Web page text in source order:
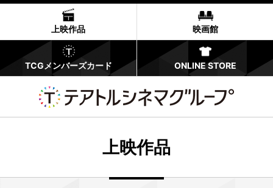
上映作品 映画館
TCGメンバーズカード ONLINE STORE
上映作品